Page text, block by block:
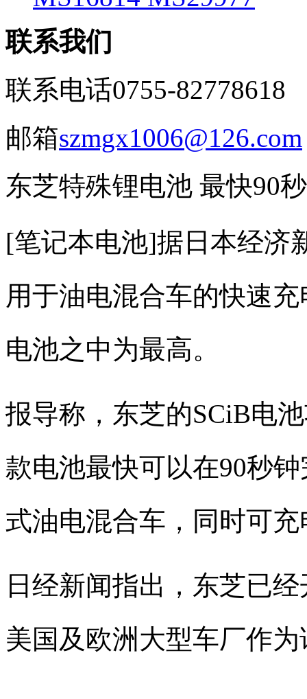
联系我们
联系电话0755-82778618
邮箱szmgx1006@126.com
东芝特殊锂电池 最快90
[笔记本电池]据日本经济
用于油电混合车的快速
电池之中为最高。
报导称，东芝的SCiB电
款电池最快可以在90秒
式油电混合车，同时可
日经新闻指出，东芝已
美国及欧洲大型车厂作为